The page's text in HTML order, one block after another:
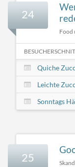
24
Food
Quiche
Leichte
Sonntags
25